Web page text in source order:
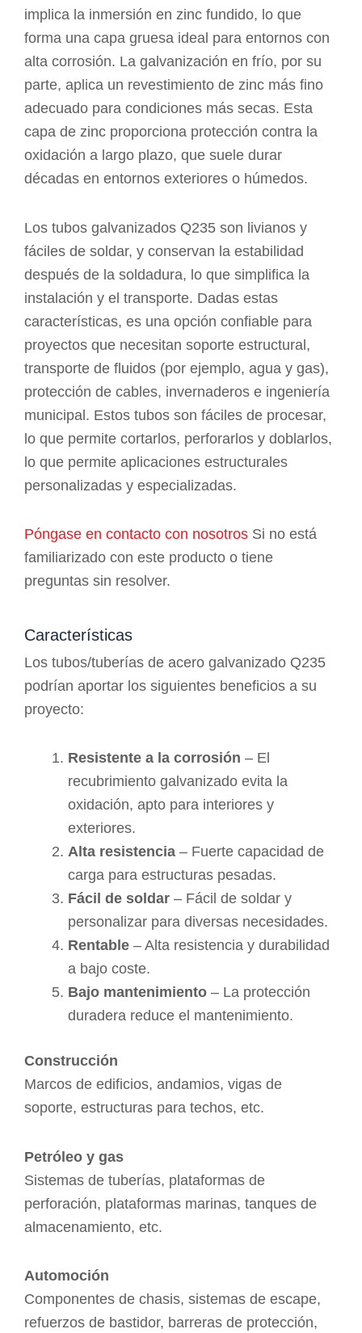
implica la inmersión en zinc fundido, lo que
forma una capa gruesa ideal para entornos con
alta corrosión. La galvanización en frío, por su
parte, aplica un revestimiento de zinc más fino
adecuado para condiciones más secas. Esta
capa de zinc proporciona protección contra la
oxidación a largo plazo, que suele durar
décadas en entornos exteriores o húmedos.
Los tubos galvanizados Q235 son livianos y
fáciles de soldar, y conservan la estabilidad
después de la soldadura, lo que simplifica la
instalación y el transporte. Dadas estas
características, es una opción confiable para
proyectos que necesitan soporte estructural,
transporte de fluidos (por ejemplo, agua y gas),
protección de cables, invernaderos e ingeniería
municipal. Estos tubos son fáciles de procesar,
lo que permite cortarlos, perforarlos y doblarlos,
lo que permite aplicaciones estructurales
personalizadas y especializadas.
Póngase en contacto con nosotros Si no está
familiarizado con este producto o tiene
preguntas sin resolver.
Características
Los tubos/tuberías de acero galvanizado Q235
podrían aportar los siguientes beneficios a su
proyecto:
Resistente a la corrosión – El
recubrimiento galvanizado evita la
oxidación, apto para interiores y
exteriores.
Alta resistencia – Fuerte capacidad de
carga para estructuras pesadas.
Fácil de soldar – Fácil de soldar y
personalizar para diversas necesidades.
Rentable – Alta resistencia y durabilidad
a bajo coste.
Bajo mantenimiento – La protección
duradera reduce el mantenimiento.
Construcción
Marcos de edificios, andamios, vigas de
soporte, estructuras para techos, etc.
Petróleo y gas
Sistemas de tuberías, plataformas de
perforación, plataformas marinas, tanques de
almacenamiento, etc.
Automoción
Componentes de chasis, sistemas de escape,
refuerzos de bastidor, barreras de protección,